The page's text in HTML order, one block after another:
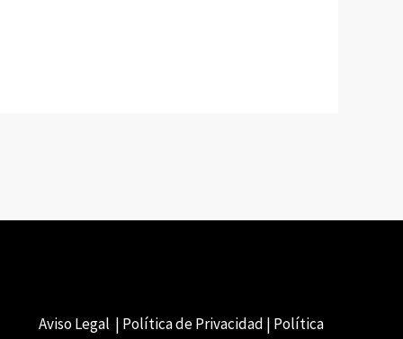
Aviso Legal | Política de Privacidad | Política